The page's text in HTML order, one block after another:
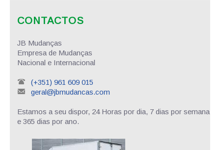
CONTACTOS
JB Mudanças
Empresa de Mudanças
Nacional e Internacional
(+351) 961 609 015
geral@jbmudancas.com
Estamos a seu dispor, 24 Horas por dia, 7 dias por semana
e 365 dias por ano.